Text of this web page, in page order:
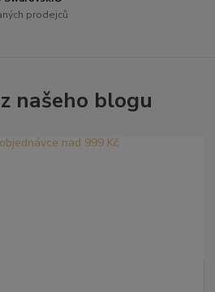
prodejců
našeho blogu